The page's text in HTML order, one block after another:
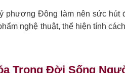
Đông làm nên sức hút
nghệ thuật, thể hiện tính
Trong Đời Sống